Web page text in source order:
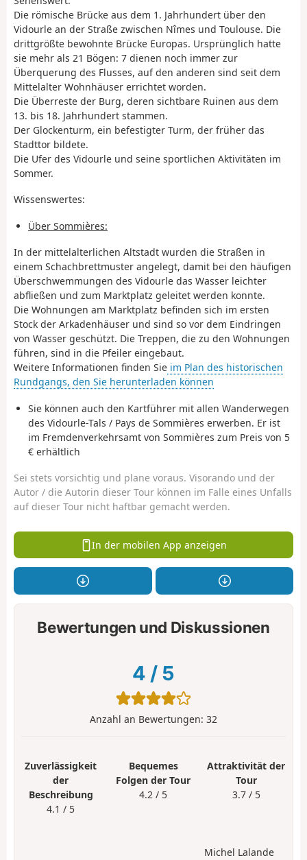
Die römische Brücke aus dem 1. Jahrhundert über den
Vidourle an der Straße zwischen Nîmes und Toulouse. Die
drittgrößte bewohnte Brücke Europas. Ursprünglich hatte
sie mehr als 21 Bögen: 7 dienen noch immer zur
Überquerung des Flusses, auf den anderen sind seit dem
Mittelalter Wohnhäuser errichtet worden.
Die Überreste der Burg, deren sichtbare Ruinen aus dem
13. bis 18. Jahrhundert stammen.
Der Glockenturm, ein befestigter Turm, der früher das
Stadttor bildete.
Die Ufer des Vidourle und seine sportlichen Aktivitäten im
Sommer.
Wissenswertes:
Über Sommières:
In der mittelalterlichen Altstadt wurden die Straßen in
einem Schachbrettmuster angelegt, damit bei den häufigen
Überschwemmungen des Vidourle das Wasser leichter
abfließen und zum Marktplatz geleitet werden konnte.
Die Wohnungen am Marktplatz befinden sich im ersten
Stock der Arkadenhäuser und sind so vor dem Eindringen
von Wasser geschützt. Die Treppen, die zu den Wohnungen
führen, sind in die Pfeiler eingebaut.
Weitere Informationen finden Sie im Plan des historischen
Rundgangs, den Sie herunterladen können
Sie können auch den Kartführer mit allen Wanderwegen
des Vidourle-Tals / Pays de Sommières erwerben. Er ist
im Fremdenverkehrsamt von Sommières zum Preis von 5
€ erhältlich
Sei stets vorsichtig und plane voraus. Visorando und der
Autor / die Autorin dieser Tour können im Falle eines Unfalls
auf dieser Tour nicht haftbar gemacht werden.
In der mobilen App anzeigen
Bewertungen und Diskussionen
4 / 5
Anzahl an Bewertungen: 32
Zuverlässigkeit
der
Beschreibung
4.1 / 5
Bequemes
Folgen der Tour
4.2 / 5
Attraktivität der
Tour
3.7 / 5
Michel Lalande